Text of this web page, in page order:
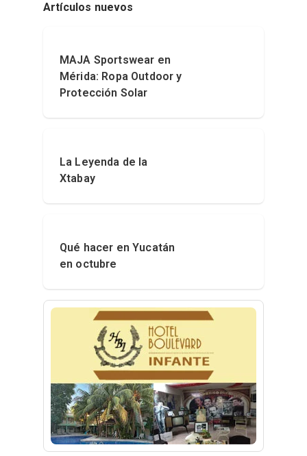
Artículos nuevos
MAJA Sportswear en
Mérida: Ropa Outdoor y
Protección Solar
La Leyenda de la
Xtabay
Qué hacer en Yucatán
en octubre